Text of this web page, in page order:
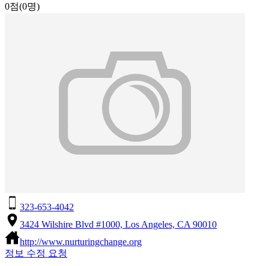
0점(0명)
323-653-4042
3424 Wilshire Blvd #1000, Los Angeles, CA 90010
http://www.nurturingchange.org
정보 수정 요청